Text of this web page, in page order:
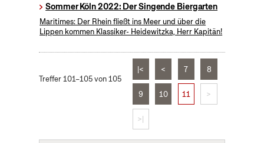
Sommer Köln 2022: Der Singende Biergarten
Maritimes: Der Rhein fließt ins Meer und über die
Lippen kommen Klassiker- Heidewitzka, Herr Kapitän!
Treffer 101–105 von 105
|< < 7 8
9 10 11 >
>|